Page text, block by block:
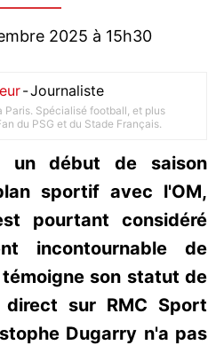
2025 à 15h30
-Journaliste
Paris. Spécialisé football, et plus
du PSG et du Stade Français.
un début de saison
sportif avec l'OM,
pourtant considéré
incontournable de
son statut de
sur RMC Sport
Dugarry n'a pas